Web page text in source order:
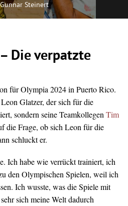
Steinert
Die verpatzte
für Olympia 2024 in Puerto Rico.
Glatzer, der sich für die
sondern seine TeamkollegenTim
die Frage, ob sich Leon für die
schluckt er.
Ich habe wie verrückt trainiert, ich
den Olympischen Spielen, weil ich
Ich wusste, was die Spiele mit
sich meine Welt dadurch